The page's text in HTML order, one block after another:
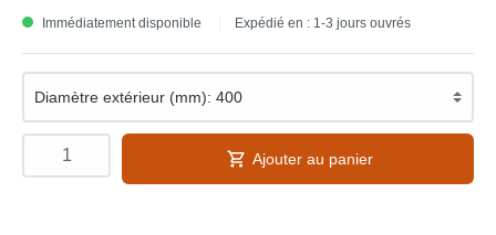
Immédiatement disponible Expédié en : 1-3 jours ouvrés
Ajouter au panier